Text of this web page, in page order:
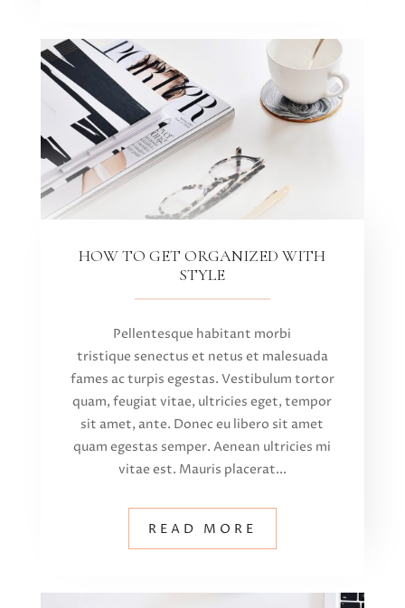
HOW TO GET ORGANIZED WITH
STYLE
Pellentesque habitant morbi
tristique senectus et netus et malesuada
fames ac turpis egestas. Vestibulum tortor
quam, feugiat vitae, ultricies eget, tempor
sit amet, ante. Donec eu libero sit amet
quam egestas semper. Aenean ultricies mi
vitae est. Mauris placerat...
READ MORE